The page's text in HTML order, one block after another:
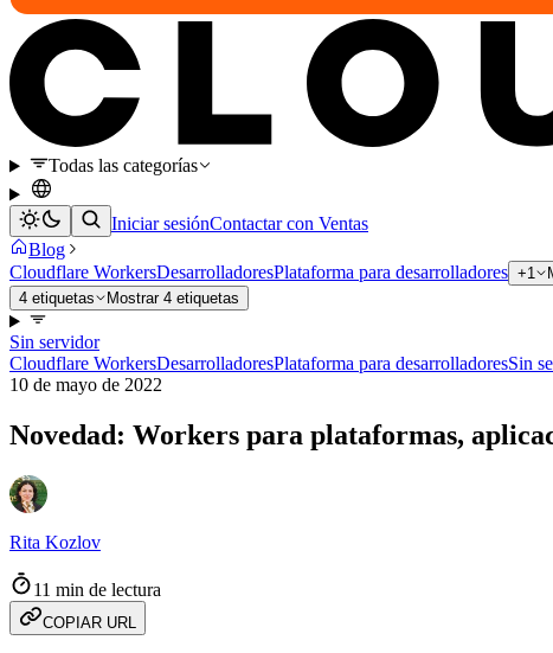
Todas las categorías
Iniciar sesiónContactar con Ventas
Blog
Cloudflare WorkersDesarrolladoresPlataforma para desarrolladores +1
4 etiquetas
Mostrar 4 etiquetas
Sin servidor
Cloudflare WorkersDesarrolladoresPlataforma para desarrolladoresSin
10 de mayo de 2022
Novedad: Workers para plataformas,
Rita Kozlov
11 min de lectura
COPIAR URL